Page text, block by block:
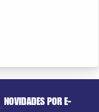
NOVIDADES POR E-